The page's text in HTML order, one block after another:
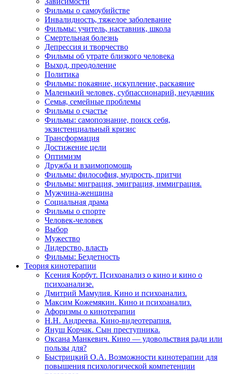
Фильмы о самоубийстве
Инвалидность, тяжелое заболевание
Фильмы: учитель, наставник, школа
Смертельная болезнь
Депрессия и творчество
Фильмы об утрате близкого человека
Выход, преодоление
Политика
Фильмы: покаяние, искупление, раскаяние
Маленький человек, субпассионарий, неудачник
Семья, семейные проблемы
Фильмы о счастье
Фильмы: самопознание, поиск себя,
экзистенциальный кризис
Трансформация
Достижение цели
Оптимизм
Дружба и взаимопомощь
Фильмы: философия, мудрость, притчи
Фильмы: миграция, эмиграция, иммиграция.
Мужчина-женщина
Социальная драма
Фильмы о спорте
Человек-человек
Выбор
Мужество
Лидерство, власть
Фильмы: Бездетность
Теория кинотерапии
Ксения Корбут. Психоанализ о кино и кино о
психоанализе.
Дмитрий Мамулия. Кино и психоанализ.
Максим Кожемякин. Кино и психоанализ.
Афоризмы о кинотерапии
Н.Н. Андреева. Кино-видеотерапия.
Януш Корчак. Сын преступника.
Оксана Манкевич. Кино — удовольствия ради или
пользы для?
Быстрицкий О.А. Возможности кинотерапии для
повышения психологической компетенции